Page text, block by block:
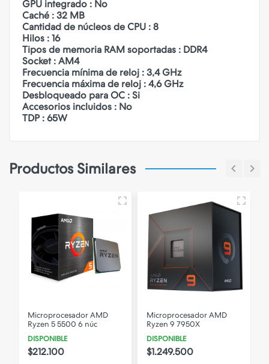
GPU integrado : No
Caché : 32 MB
Cantidad de núcleos de CPU : 8
Hilos : 16
Tipos de memoria RAM soportadas : DDR4
Socket : AM4
Frecuencia mínima de reloj : 3,4 GHz
Frecuencia máxima de reloj : 4,6 GHz
Desbloqueado para OC : Si
Accesorios incluidos : No
TDP : 65W
Productos Similares
Microprocesador AMD
Ryzen 5 5500 6 núc
DISPONIBLE
$212.100
Microprocesador AMD
Ryzen 9 7950X
DISPONIBLE
$1.249.500